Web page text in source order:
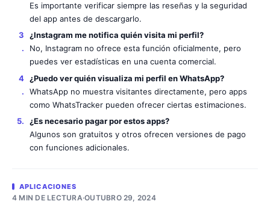
Es importante verificar siempre las reseñas y la seguridad
del app antes de descargarlo.
¿Instagram me notifica quién visita mi perfil?
No, Instagram no ofrece esta función oficialmente, pero
puedes ver estadísticas en una cuenta comercial.
¿Puedo ver quién visualiza mi perfil en WhatsApp?
WhatsApp no muestra visitantes directamente, pero apps
como WhatsTracker pueden ofrecer ciertas estimaciones.
¿Es necesario pagar por estos apps?
Algunos son gratuitos y otros ofrecen versiones de pago
con funciones adicionales.
APLICACIONES
4 MIN DE LECTURA·OUTUBRO 29, 2024